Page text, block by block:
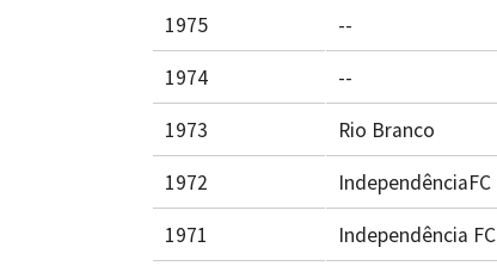
1975
--
1974
--
1973
Rio Branco
1972
IndependênciaFC
1971
Independência FC